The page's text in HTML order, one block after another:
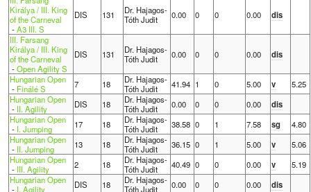
Királya / III. King
of the Carneval
-A3 III. S
DIS 131
Dr. Hajagos-
Tóth Judit
0.00 0 0 0.00 dis
III. Farsang
Királya / III. King
of the Carneval
-Open Agility S
DIS 131
Dr. Hajagos-
Tóth Judit
0.00 0 0 0.00 dis
Hungarian Open
- Finálé S 7 18
Dr. Hajagos-
Tóth Judit
41.94 1 0 5.00 v
5.25
Hungarian Open
- II. Agility DIS 18
Dr. Hajagos-
Tóth Judit
0.00 0 0 0.00
dis
Hungarian Open
- I. Jumping 17 18
Dr. Hajagos-
Tóth Judit
38.58 0 1 7.58 sg
4.80
Hungarian Open
- II. Jumping 13 18
Dr. Hajagos-
Tóth Judit
36.15 0 1 5.00 v
5.06
Hungarian Open
- III. Agility 2 18
Dr. Hajagos-
Tóth Judit
40.49 0 0 0.00 v
5.19
Hungarian Open
- I. Agility DIS 18
Dr. Hajagos-
Tóth Judit
0.00 0 0 0.00
dis